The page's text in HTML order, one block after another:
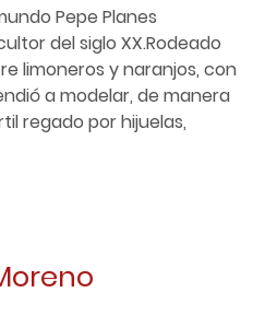
Pepe Planes
del siglo XX.Rodeado
limoneros y naranjos, con
a modelar, de manera
regado por hijuelas,